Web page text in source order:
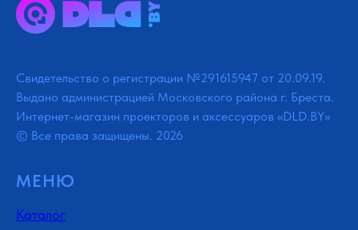
Свидетельство о регистрации №291615947 от 20.09.19.
Выдано администрацией Московского района г. Бреста.
Интернет-магазин проекторов и аксессуаров «DLD.BY»
© Все права защищены. 2026
МЕНЮ
Каталог